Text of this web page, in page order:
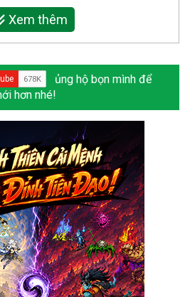
Xem thêm
ủng hộ bọn mình để
hơn nhé!